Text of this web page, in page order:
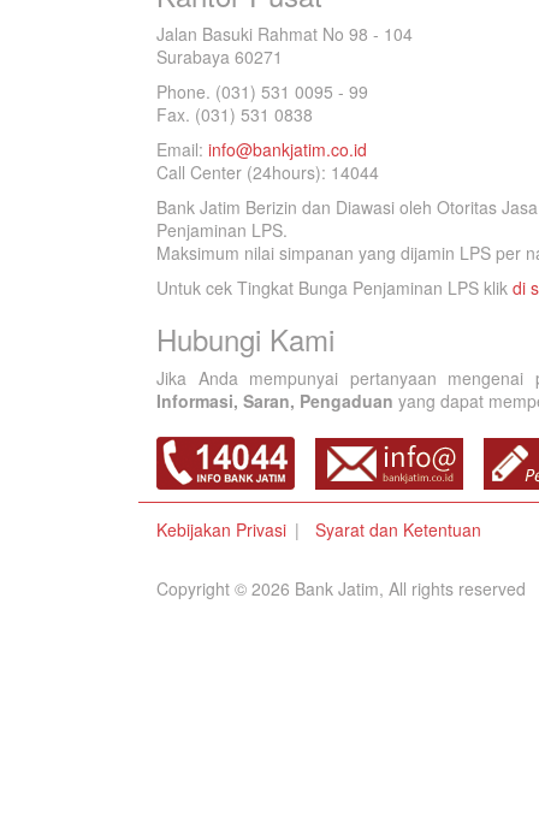
Jalan Basuki Rahmat No 98 - 104
Surabaya 60271
Phone. (031) 531 0095 - 99
Fax. (031) 531 0838
Email: info@bankjatim.co.id
Call Center (24hours): 14044
Bank Jatim Berizin dan Diawasi oleh Otoritas
Penjaminan LPS.
Maksimum nilai simpanan yang dijamin LPS per
Untuk cek Tingkat Bunga Penjaminan LPS klik di
Hubungi Kami
Jika Anda mempunyai pertanyaan
Informasi, Saran, Pengaduan yang dapat
Kebijakan Privasi Syarat dan Ketentuan
Copyright © 2026 Bank Jatim, All rights reserved